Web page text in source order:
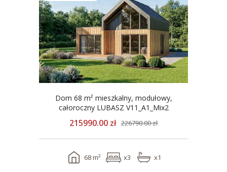
Dom 68 m² mieszkalny, modułowy,
całoroczny LUBASZ V11_A1_Mix2
215990.00 zł 226790.00 zł
68 m² x3 x1